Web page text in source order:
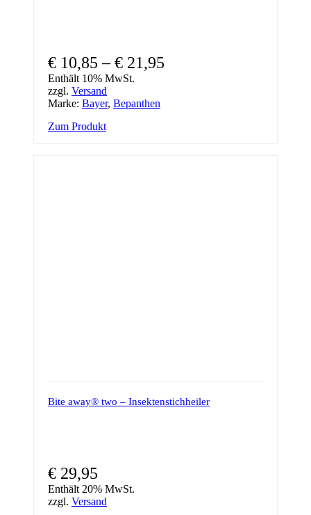
€ 10,85 –€ 21,95
Enthält 10% MwSt.
zzgl. Versand
Marke: Bayer, Bepanthen
Zum Produkt
Bite away® two – Insektenstichheiler
€ 29,95
Enthält 20% MwSt.
zzgl. Versand